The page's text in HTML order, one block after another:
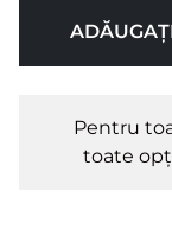
Pentru
toate